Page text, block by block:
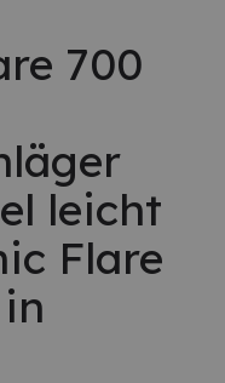
700
leicht
Flare